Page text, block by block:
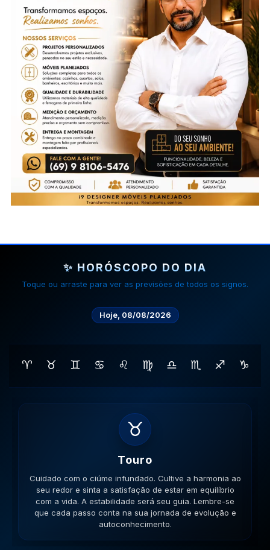
✨ HORÓSCOPO DO DIA
Toque ou arraste para ver as previsões de todos os signos.
Hoje, 08/08/2026
♈ ♉ ♊ ♋ ♌ ♍ ♎ ♏ ♐ ♑
♊
Gemeos
Cuidado com a inconsistência nas relações. Mantenha
a mente aberta para novos aprendizados e trocas de
ideias enriquecedoras. Sua comunicação será a chave.
Lembre-se que cada passo conta na sua jornada de
evolução e autoconhecimento.